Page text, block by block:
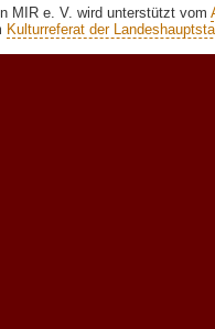
MIR e. V. wird unterstützt vom
Kulturreferat der